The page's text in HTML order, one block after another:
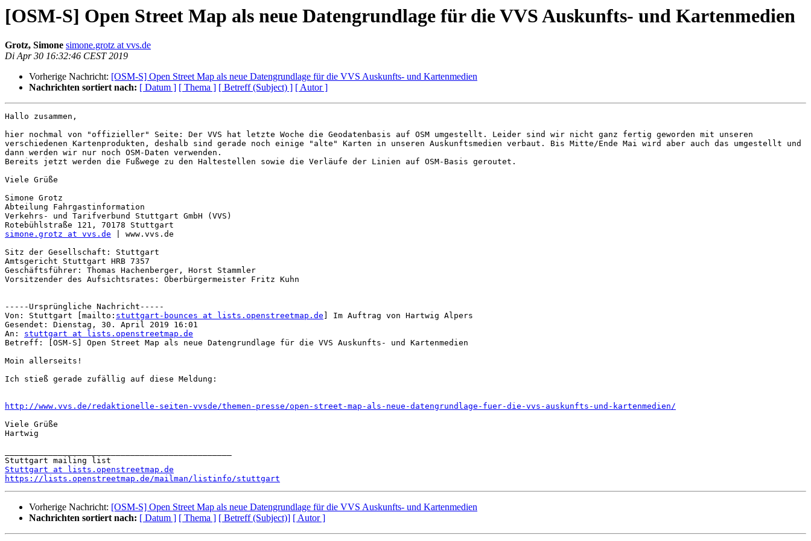
[OSM-S] Open Street Map als neue Datengrundlage für die VVS Auskunfts- und Kartenmedien
Grotz, Simone simone.grotz at vvs.de
Di Apr 30 16:32:46 CEST 2019
Vorherige Nachricht: [OSM-S] Open Street Map als neue Datengrundlage für die VVS Auskunfts- und Kartenmedien
Nachrichten sortiert nach: [ Datum ] [ Thema ] [ Betreff (Subject) ] [ Autor ]
Hallo zusammen,
hier nochmal von "offizieller" Seite: Der VVS hat letzte Woche die Geodatenbasis auf OSM umgestellt. Leider sind wir nicht ganz fertig geworden mit unseren
verschiedenen Kartenprodukten, deshalb sind gerade noch einige "alte" Karten in unseren Auskunftsmedien verbaut. Bis Mitte/Ende Mai wird aber auch das umgestellt und
dann werden wir nur noch OSM-Daten verwenden.
Bereits jetzt werden die Fußwege zu den Haltestellen sowie die Verläufe der Linien auf OSM-Basis geroutet.
Viele Grüße
Simone Grotz
Abteilung Fahrgastinformation
Verkehrs- und Tarifverbund Stuttgart GmbH (VVS)
simone.grotz at vvs.de | www.vvs.de
Sitz der Gesellschaft: Stuttgart
Amtsgericht Stuttgart HRB 7357
Geschäftsführer: Thomas Hachenberger, Horst Stammler
Vorsitzender des Aufsichtsrates: Oberbürgermeister Fritz Kuhn
-----Ursprüngliche Nachricht-----
Von: Stuttgart [mailto: stuttgart-bounces at lists.openstreetmap.de ] Im Auftrag von Hartwig Alpers
Gesendet: Dienstag, 30. April 2019 16:01
An: stuttgart at lists.openstreetmap.de
Betreff: [OSM-S] Open Street Map als neue Datengrundlage für die VVS Auskunfts- und Kartenmedien
Moin allerseits!
Ich stieß gerade zufällig auf diese Meldung:
http://www.vvs.de/redaktionelle-seiten-vvsde/themen-presse/open-street-map-als-neue-datengrundlage-fuer-die-vvs-auskunfts-und-kartenmedien/
Viele Grüße
Hartwig
Stuttgart at lists.openstreetmap.de
https://lists.openstreetmap.de/mailman/listinfo/stuttgart
Vorherige Nachricht: [OSM-S] Open Street Map als neue Datengrundlage für die VVS Auskunfts- und Kartenmedien
Nachrichten sortiert nach: [ Datum ] [ Thema ] [ Betreff (Subject)] [ Autor ]